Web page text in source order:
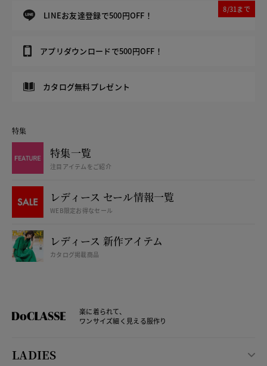
LINEお友達登録で500円OFF！
8/31まで
アプリダウンロードで500円OFF！
カタログ無料プレゼント
特集
特集一覧
注目アイテムをご紹介
レディース セール情報一覧
WEB限定お得なセール
レディース 新作アイテム
カタログ掲載商品
楽に着られて、
ワンサイズ細く見える服作り
LADIES